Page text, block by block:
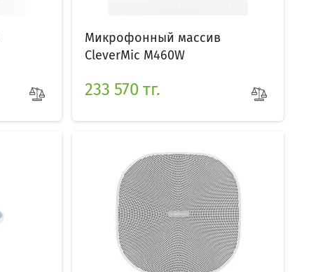
Микрофонный массив
CleverMic M460W
233 570 тг.